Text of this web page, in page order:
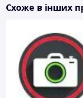
Схоже в інших